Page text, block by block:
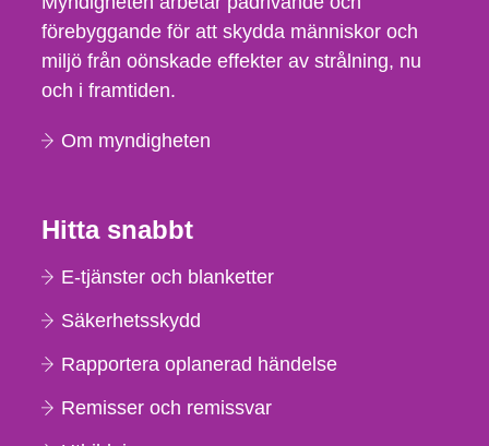
förebyggande för att skydda människor och
miljö från oönskade effekter av strålning, nu
och i framtiden.
Om myndigheten
Hitta snabbt
E-tjänster och blanketter
Säkerhetsskydd
Rapportera oplanerad händelse
Remisser och remissvar